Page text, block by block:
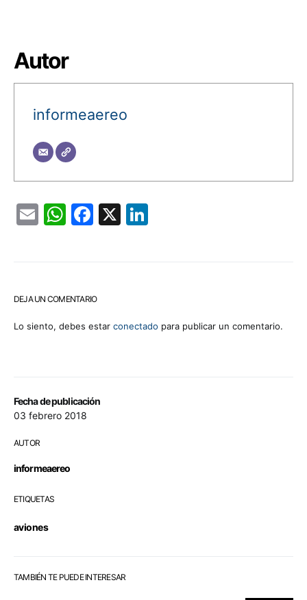
Fecha de publicación
03 febrero 2018
AUTOR
informeaereo
ETIQUETAS
aviones
Autor
informeaereo
EmailWhatsApp
Facebook
X
DEJA UN COMENTARIO
Lo siento, debes estar conectado para publicar un comentario.
TAMBIÉN TE PUEDE INTERESAR